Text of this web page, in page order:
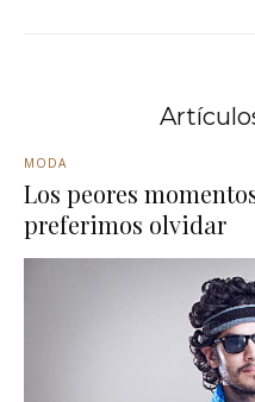
MODA
Los peores
preferimos olvidar